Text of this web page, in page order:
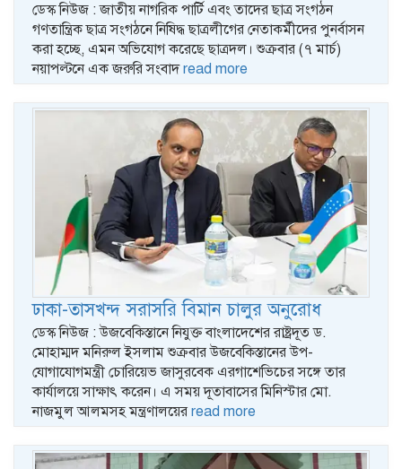
ডেস্ক নিউজ : জাতীয় নাগরিক পার্টি এবং তাদের ছাত্র সংগঠন
গণতান্ত্রিক ছাত্র সংগঠনে নিষিদ্ধ ছাত্রলীগের নেতাকর্মীদের পুনর্বাসন
করা হচ্ছে, এমন অভিযোগ করেছে ছাত্রদল। শুক্রবার (৭ মার্চ)
নয়াপল্টনে এক জরুরি সংবাদread more
ঢাকা-তাসখন্দ সরাসরি বিমান চালুর অনুরোধ
ডেস্ক নিউজ : উজবেকিস্তানে নিযুক্ত বাংলাদেশের রাষ্ট্রদূত ড.
মোহাম্মদ মনিরুল ইসলাম শুক্রবার উজবেকিস্তানের উপ-
যোগাযোগমন্ত্রী চোরিয়েভ জাসুরবেক এরগাশেভিচের সঙ্গে তার
কার্যালয়ে সাক্ষাৎ করেন। এ সময় দূতাবাসের মিনিস্টার মো.
নাজমুল আলমসহ মন্ত্রণালয়ের read more